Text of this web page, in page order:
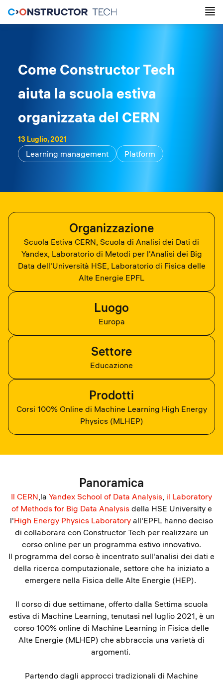
Come Constructor Tech
aiuta la scuola estiva
organizzata del CERN
13 Luglio, 2021
Learning management Platform
Organizzazione
Scuola Estiva CERN, Scuola di Analisi dei Dati di
Yandex, Laboratorio di Metodi per l'Analisi dei Big
Data dell'Università HSE, Laboratorio di Fisica delle
Alte Energie EPFL
Luogo
Europa
Settore
Educazione
Prodotti
Corsi 100% Online di Machine Learning High Energy
Physics (MLHEP)
Panoramica
Il CERN,la Yandex School of Data Analysis, il Laboratory
of Methods for Big Data Analysisdella HSE University e
l'High Energy Physics Laboratory all'EPFL hanno deciso
di collaborare con Constructor Tech per realizzare un
corso online per un programma estivo innovativo.
Il programma del corso è incentrato sull'analisi dei dati e
della ricerca computazionale, settore che ha iniziato a
emergere nella Fisica delle Alte Energie (HEP).
Il corso di due settimane, offerto dalla Settima scuola
estiva di Machine Learning, tenutasi nel luglio 2021, è un
corso 100% online di Machine Learning in Fisica delle
Alte Energie (MLHEP) che abbraccia una varietà di
argomenti.
Partendo dagli approcci tradizionali di Machine